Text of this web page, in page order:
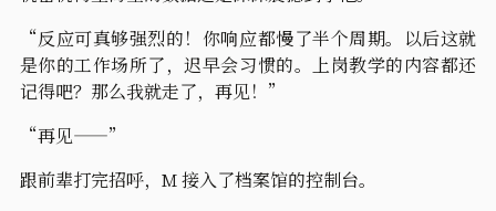
“反应可真够强烈的！你响应都慢了半个周期。以后这就
是你的工作场所了，迟早会习惯的。上岗教学的内容都还
记得吧？那么我就走了，再见！”
“再见——”
跟前辈打完招呼，M 接入了档案馆的控制台。